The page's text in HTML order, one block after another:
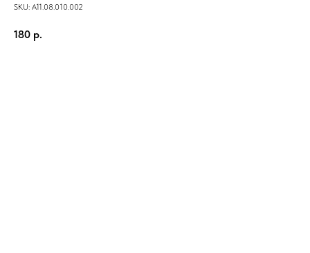
SKU: A11.08.010.002
180 р.